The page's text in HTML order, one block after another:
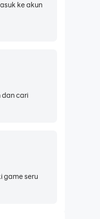
ke akun
dan cari
game seru